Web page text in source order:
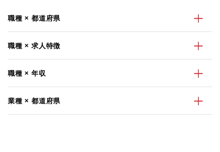
職種 × 都道府県
職種 × 求人特徴
職種 × 年収
業種 × 都道府県